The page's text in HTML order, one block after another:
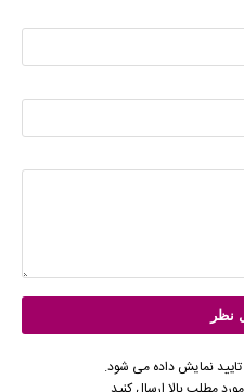
نمایش داده می شود.